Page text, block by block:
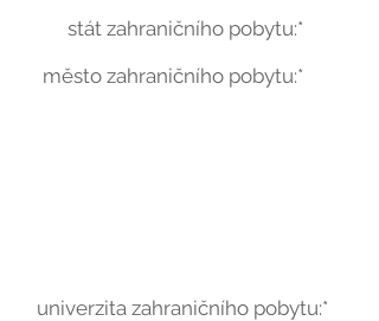
stát zahraničního pobytu:*
město zahraničního pobytu:*
univerzita zahraničního pobytu:*